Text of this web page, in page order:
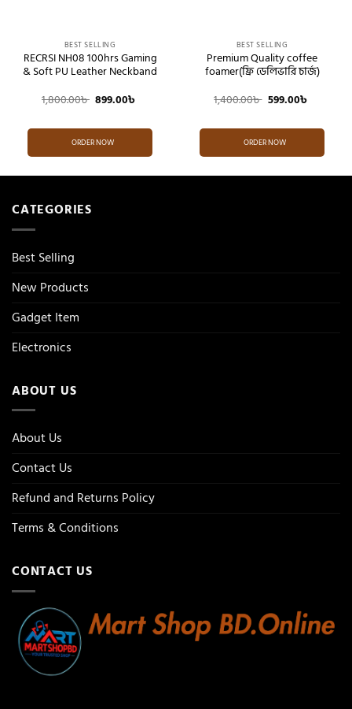
BEST SELLING
RECRSI NH08 100hrs Gaming
& Soft PU Leather Neckband
1,800.00৳ Original
price
1,800.00৳ .
899.00৳
899.00৳ .
ORDER NOW
BEST SELLING
Premium Quality coffee
foamer(ফ্রি ডেলিভারি চার্জ)
1,400.00৳ Original
price
1,400.00৳ .
599.00৳
599.00৳ .
ORDER NOW
CATEGORIES
Best Selling
New Products
Gadget Item
Electronics
ABOUT US
About Us
Contact Us
Refund and Returns Policy
Terms & Conditions
CONTACT US